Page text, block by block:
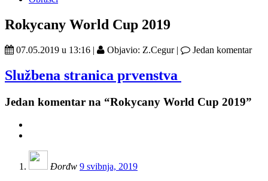
Rokycany World Cup 2019
07.05.2019 u 13:16 | Objavio: Z.Cegur | Jedan komentar
Službena stranica prvenstva
Jedan komentar na “Rokycany World Cup 2019”
Đorđw 9 svibnja, 2019